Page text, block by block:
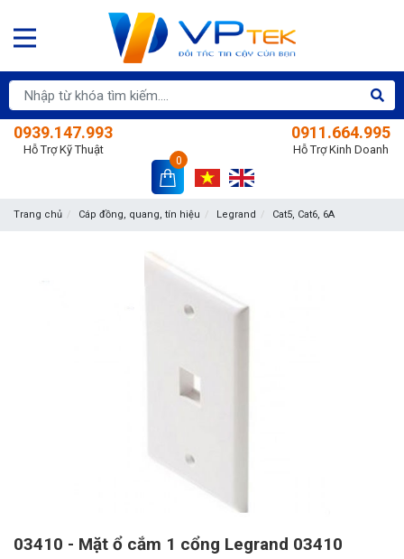
0939.147.993
Hỗ Trợ Kỹ Thuật
0911.664.995
Hỗ Trợ Kinh Doanh
0
Trang chủ Cáp đồng, quang, tín hiệu Legrand Cat5, Cat6, 6A
03410 - Mặt ổ cắm 1 cổng Legrand 03410